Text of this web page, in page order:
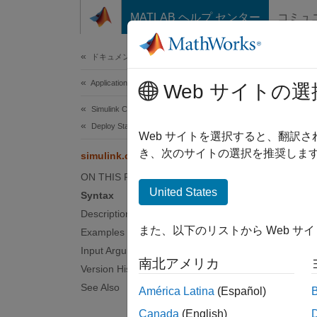
コンテンツへスキップ
MATLAB ヘルプ センター コミュ
ドキュメンテーションのホーム
Application Deployment
Simulink Compiler
Deploy Standalone Applications
simulink.compiler.getTunableVariables
ON THIS PAGE
Syntax
Description
Examples
Input Arguments
Version History
See Also
Find
Web サイトの選
Web サイトを選択すると、翻訳
き、次のサイトの選択を推奨しま
United States
また、以下のリストから Web サ
南北アメリカ
América Latina (Español)
Canada (English)